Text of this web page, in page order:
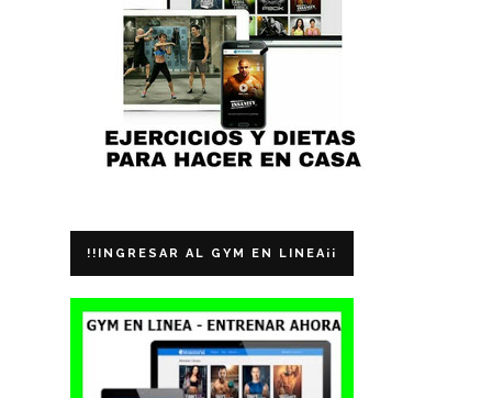
!!INGRESAR AL GYM EN LINEA¡¡